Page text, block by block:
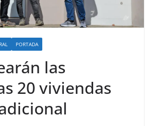
PORTADA
las
20 viviendas